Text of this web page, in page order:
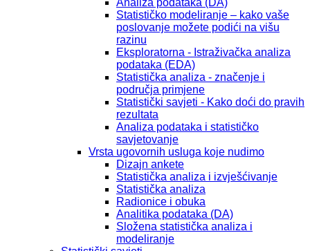
Statističko modeliranje – kako vaše
poslovanje možete podići na višu
razinu
Eksploratorna - Istraživačka analiza
podataka (EDA)
Statistička analiza - značenje i
područja primjene
Statistički savjeti - Kako doći do pravih
rezultata
Analiza podataka i statističko
savjetovanje
Vrsta ugovornih usluga koje nudimo
Dizajn ankete
Statistička analiza i izvješćivanje
Statistička analiza
Radionice i obuka
Analitika podataka (DA)
Složena statistička analiza i
modeliranje